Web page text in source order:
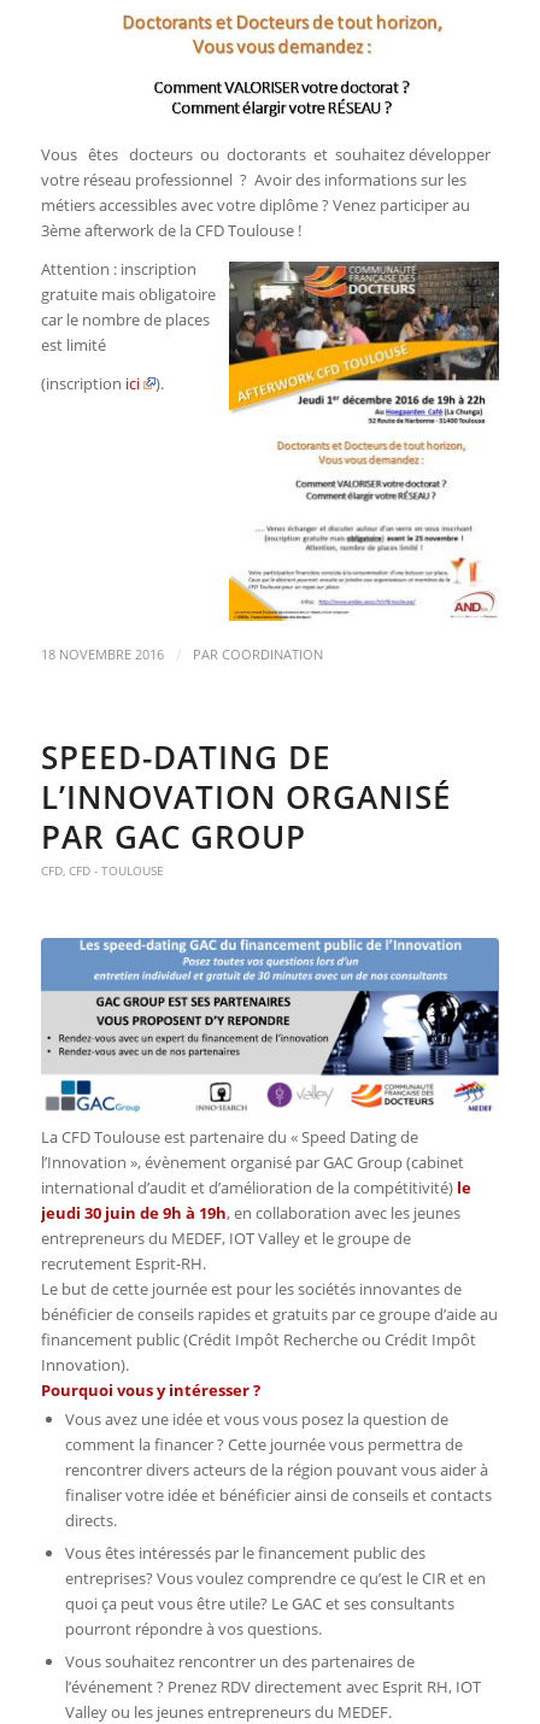
Vous êtes docteurs ou doctorants et souhaitez développer
votre réseau professionnel ? Avoir des informations sur les
métiers accessibles avec votre diplôme ? Venez participer au
3ème afterwork de la CFD Toulouse !
Attention : inscription
gratuite mais obligatoire
car le nombre de places
est limité
(inscription ici ).
18 NOVEMBRE 2016 / PAR COORDINATION
SPEED-DATING DE
L’INNOVATION ORGANISÉ
PAR GAC GROUP
CFD, CFD - TOULOUSE
La CFD Toulouse est partenaire du « Speed Dating de
l’Innovation », évènement organisé par GAC Group (cabinet
international d’audit et d’amélioration de la compétitivité) le
jeudi 30 juin de 9h à 19h, en collaboration avec les jeunes
entrepreneurs du MEDEF, IOT Valley et le groupe de
recrutement Esprit-RH.
Le but de cette journée est pour les sociétés innovantes de
bénéficier de conseils rapides et gratuits par ce groupe d’aide au
financement public (Crédit Impôt Recherche ou Crédit Impôt
Innovation).
Pourquoi vous y intéresser ?
Vous avez une idée et vous vous posez la question de
comment la financer ? Cette journée vous permettra de
rencontrer divers acteurs de la région pouvant vous aider à
finaliser votre idée et bénéficier ainsi de conseils et contacts
directs.
Vous êtes intéressés par le financement public des
entreprises? Vous voulez comprendre ce qu’est le CIR et en
quoi ça peut vous être utile? Le GAC et ses consultants
pourront répondre à vos questions.
Vous souhaitez rencontrer un des partenaires de
l’événement ? Prenez RDV directement avec Esprit RH, IOT
Valley ou les jeunes entrepreneurs du MEDEF.